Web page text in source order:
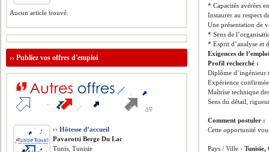
* Capacités avérées
Instaurer au respect
Une présentation de
* Sens de
* Esprit d’analyse et
Exigences de
Profil recherché :
Diplôme d’ingénieur
Expérience
Maîtrise technique
Sens du détail,
Comment postuler :
Cette opportunité
Pays / Ville ›Tunisie,
Aucun article trouvé.
››Publiez vos offres d'emploi
›› Hôtesse d’accueil
Pavarotti Berge Du Lac
Tunis, Tunisie